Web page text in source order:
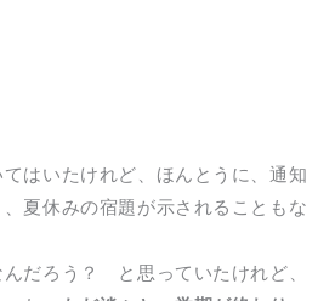
はいたけれど、ほんとうに、通知
夏休みの宿題が示されることもな
だろう？ と思っていたけれど、